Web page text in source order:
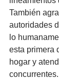
También
autoridades
lo
esta primera
hogar y